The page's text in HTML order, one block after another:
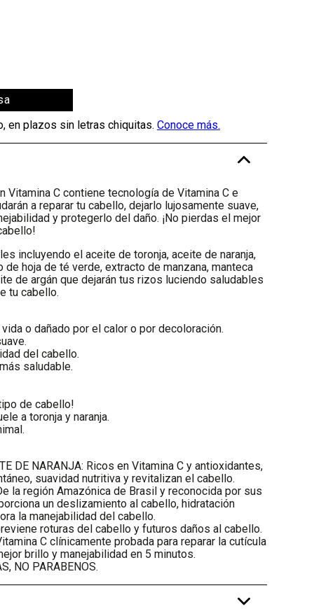
-
Vitamina C contiene tecnología de Vitamina C e
a reparar tu cabello, dejarlo lujosamente suave,
y protegerlo del daño. ¡No pierdas el mejor
incluyendo el aceite de toronja, aceite de naranja,
de hoja de té verde, extracto de manzana, manteca
de argán que dejarán tus rizos luciendo saludables
tu cabello.
o dañado por el calor o por decoloración.
del cabello.
saludable.
de cabello!
a toronja y naranja.
DE NARANJA: Ricos en Vitamina C y antioxidantes,
suavidad nutritiva y revitalizan el cabello.
la región Amazónica de Brasil y reconocida por sus
un deslizamiento al cabello, hidratación
la manejabilidad del cabello.
roturas del cabello y futuros daños al cabello.
C clínicamente probada para reparar la cutícula
brillo y manejabilidad en 5 minutos.
NO PARABENOS.
+